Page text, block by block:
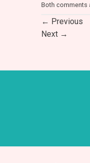
Both comments
← Previous
Next →